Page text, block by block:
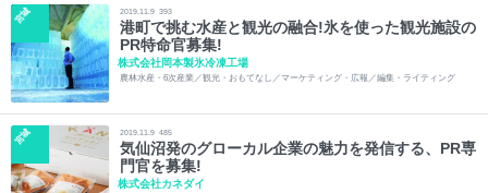
宮城 2019.11.9 393
港町で挑む水産と観光の融合!氷を使った観光施設の
PR特命官募集!
株式会社岡本製氷冷凍工場
農林水産・6次産業／観光・おもてなし／マーケティング・広報／編集・ライティング
宮城 2019.11.9 485
気仙沼発のグローカル企業の魅力を発信する、PR専
門官を募集!
株式会社カネダイ